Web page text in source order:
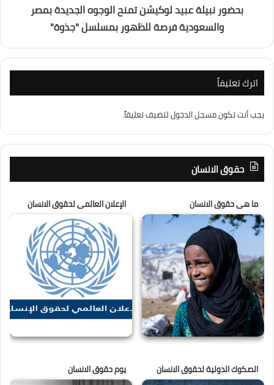
بحضور نبيلة عبيد لوكيشن تمنح الوجوه الجديدة بمصر
والسعودية فرصة للظهور بمسلسل "جذوة"
اترك تعليقاً
يجب أنت تكونمسجل الدخوللتضيف تعليقاً.
حقوق الانسان
ما هى حقوق الانسان الإعلان العالمى لحقوق الانسان
الصكوك الدولية لحقوق الانسان يوم حقوق الانسان